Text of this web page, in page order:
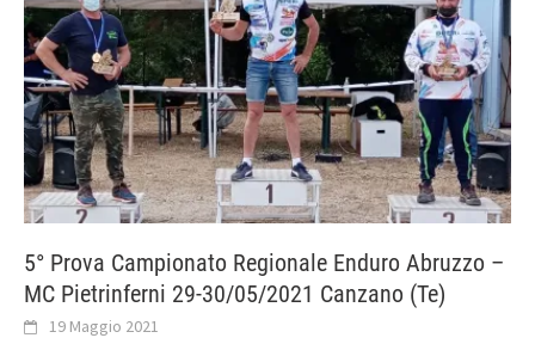
5° Prova Campionato Regionale Enduro Abruzzo –
MC Pietrinferni 29-30/05/2021 Canzano (Te)
19 Maggio 2021